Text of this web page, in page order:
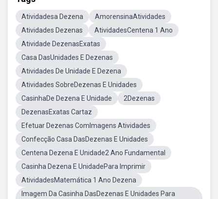
Atividadesa Dezena
AmorensinaAtividades
Atividades Dezenas
AtividadesCentena 1 Ano
Atividade DezenasExatas
Casa DasUnidades E Dezenas
Atividades De Unidade E Dezena
Atividades SobreDezenas E Unidades
CasinhaDe Dezena E Unidade
2Dezenas
DezenasExatas Cartaz
Efetuar Dezenas ComImagens Atividades
Confecção Casa DasDezenas E Unidades
Centena Dezena E Unidade2 Ano Fundamental
Casinha Dezena E UnidadePara Imprimir
AtividadesMatemática 1 Ano Dezena
Imagem Da Casinha DasDezenas E Unidades Para